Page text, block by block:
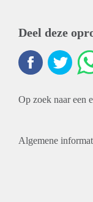
Deel deze
Op zoek naar een
Algemene